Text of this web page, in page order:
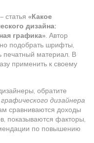
статья «Какое
дизайна:
графика». Автор
подобрать шрифты,
печатный материал. В
применить к своему
обратите
дизайнера
сравниваются доходы
показываются факторы,
по повышению